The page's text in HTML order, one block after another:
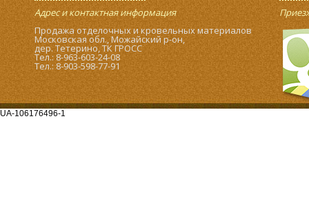
Адрес и контактная информация
Продажа отделочных и кровельных материалов
Московская обл., Можайский р-он,
дер. Тетерино, ТК ГРОСС
Тел.: 8-963-603-24-08
Тел.: 8-903-598-77-91
UA-106176496-1